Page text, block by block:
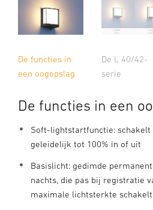
De functies in
een oogopslag
De L 40/42-
serie
De functies in een
Soft-lightstartfunctie: schakelt
geleidelijk tot 100% in of uit
Basislicht: gedimde
nachts, die pas bij registratie
maximale lichtsterkte schakelt